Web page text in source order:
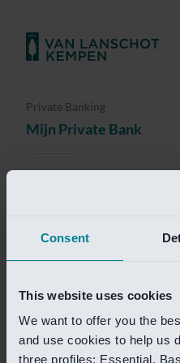
Consent
This website uses cookies
We want to offer you the
and use cookies to help us
three profiles: Essential,
Private Banking
Mijn Private Bank
Investment Banking
Van Lanschot Kempen
Helaas is